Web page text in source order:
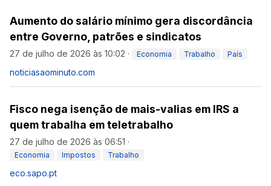
Aumento do salário mínimo gera discordância
entre Governo, patrões e sindicatos
27 de julho de 2026 às 10:02 · Economia Trabalho País
noticiasaominuto.com
Fisco nega isenção de mais-valias em IRS a
quem trabalha em teletrabalho
27 de julho de 2026 às 06:51 ·
Economia Impostos Trabalho
eco.sapo.pt